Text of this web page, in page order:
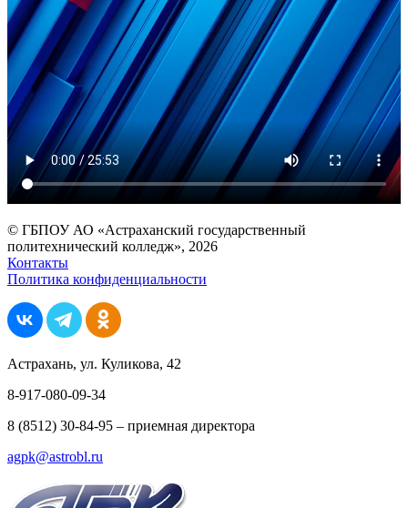
© ГБПОУ АО «Астраханский государственный
политехнический колледж», 2026
Контакты
Политика конфиденциальности
Астрахань, ул. Куликова, 42
8-917-080-09-34
8 (8512) 30-84-95 – приемная директора
agpk@astrobl.ru